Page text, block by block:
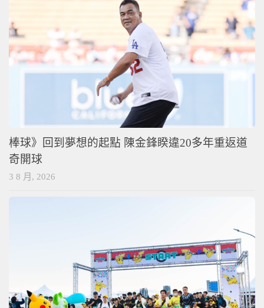
棒球》回到夢想的起點 陳金鋒睽違20多年重返道
奇開球
3 8 月, 2026